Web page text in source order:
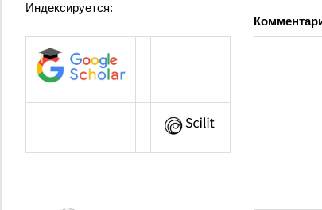
Индексируется: